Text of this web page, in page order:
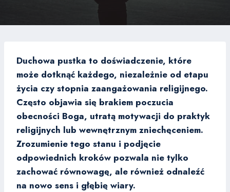
Duchowa pustka to doświadczenie, które
może dotknąć każdego, niezależnie od etapu
życia czy stopnia zaangażowania religijnego.
Często objawia się brakiem poczucia
obecności Boga, utratą motywacji do praktyk
religijnych lub wewnętrznym zniechęceniem.
Zrozumienie tego stanu i podjęcie
odpowiednich kroków pozwala nie tylko
zachować równowagę, ale również odnaleźć
na nowo sens i głębię wiary.